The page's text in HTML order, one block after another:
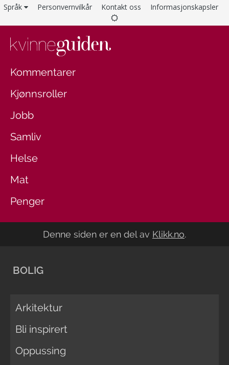
Språk Personvernvilkår Kontakt oss Informasjonskapsler
Kommentarer
Kjønnsroller
Jobb
Samliv
Helse
Mat
Penger
Denne siden er en del av Klikk.no.
BOLIG
Arkitektur
Bli inspirert
Oppussing